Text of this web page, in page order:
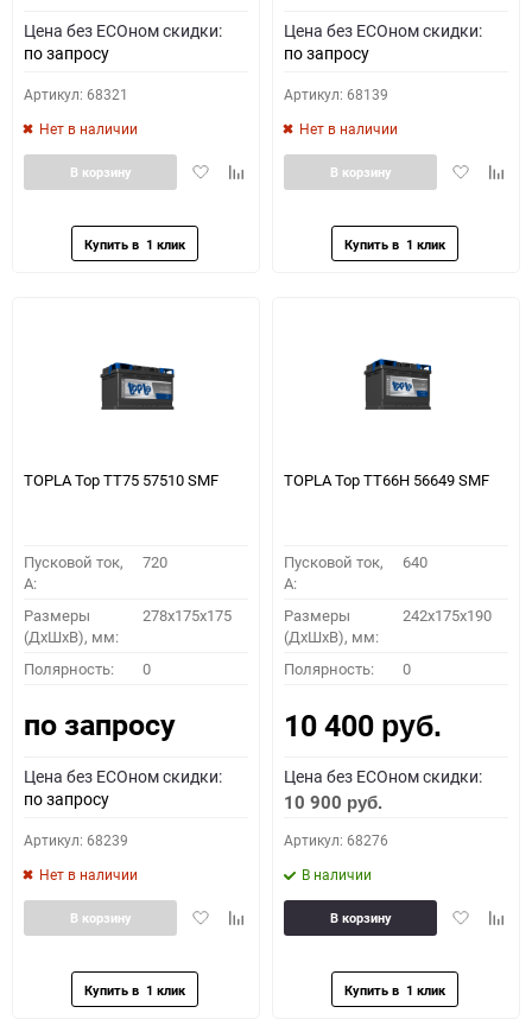
0 - обратная 1 - прямая 3 - обратная 4 - прямая
Цена без ECOном скидки:
по запросу
Артикул: 68321
Нет в наличии
ДобавитьДобавить
В корзину
Цена без ECOном скидки:
по запросу
Артикул: 68139
Нет в наличии
Добавить
В корзину
TOPLA Top TT75 57510 SMF
Пусковой ток,
A:
720
Размеры
(ДхШхВ), мм:
278x175x175
Полярность: 0
по запросу
Цена без ECOном скидки:
по запросу
Артикул: 68239
Нет в наличии
ДобавитьДобавить
В корзину
TOPLA Top TT66H 56649 SMF
Пусковой ток,
A:
640
Размеры
(ДхШхВ), мм:
242x175x190
Полярность: 0
10 400 руб.
Цена без ECOном скидки:
10 900 руб.
Артикул: 68276
В наличии
Добавить
В корзину